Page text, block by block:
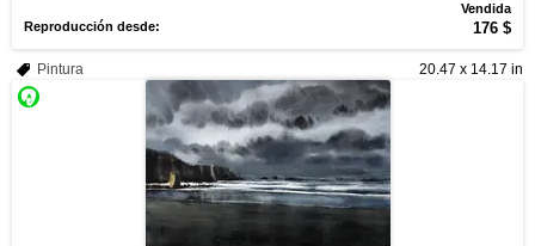
Vendida
Reproducción desde:
176 $
20.47 x 14.17 in
Pintura